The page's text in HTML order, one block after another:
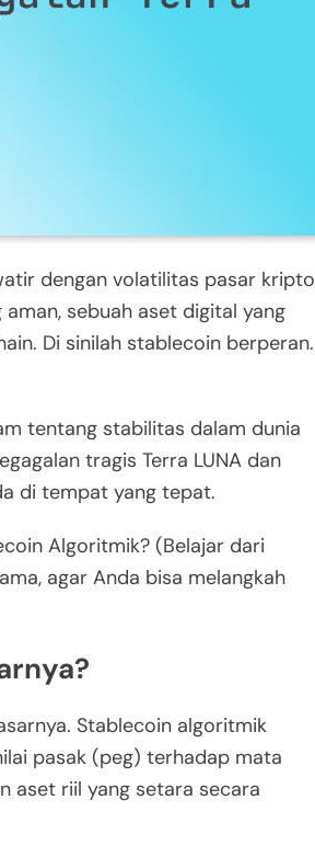
dengan volatilitas pasar kripto
sebuah aset digital yang
Di sinilah stablecoin berperan.
tentang stabilitas dalam dunia
tragis Terra LUNA dan
di tempat yang tepat.
Algoritmik? (Belajar dari
agar Anda bisa melangkah
Stablecoin algoritmik
pasak (peg) terhadap mata
aset riil yang setara secara